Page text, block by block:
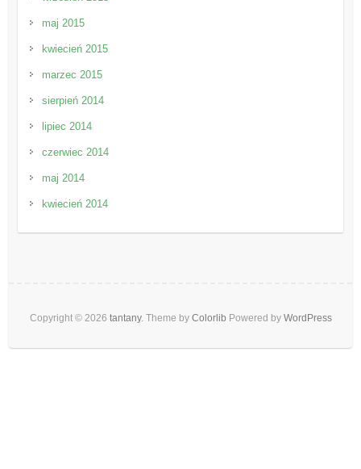
maj 2015
kwiecień 2015
marzec 2015
sierpień 2014
lipiec 2014
czerwiec 2014
maj 2014
kwiecień 2014
Copyright © 2026 tantany. Theme by Colorlib Powered by WordPress